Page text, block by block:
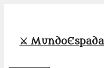
contenido
⚔️